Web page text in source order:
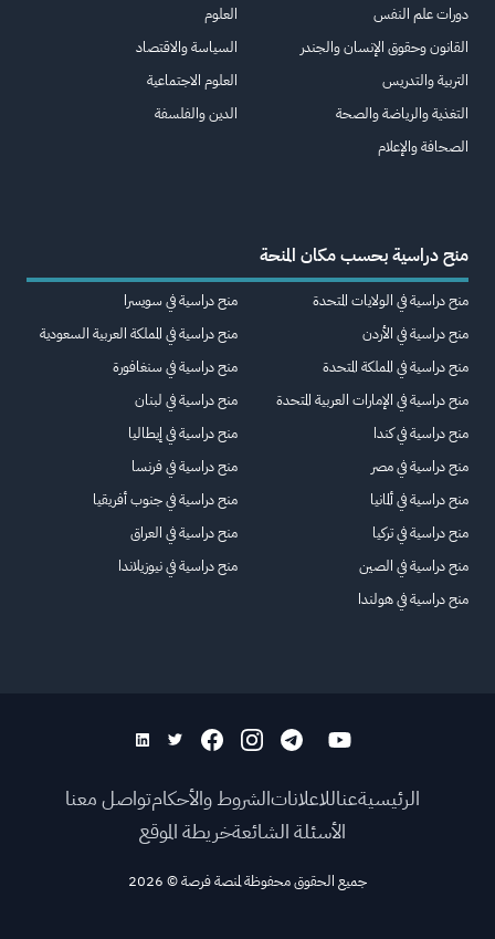
دورات علم النفس
القانون وحقوق الإنسان والجندر
التربية والتدريس
التغذية والرياضة والصحة
الصحافة والإعلام
العلوم
السياسة والاقتصاد
العلوم الاجتماعية
الدين والفلسفة
منح دراسية بحسب مكان المنحة
منح دراسية في الولايات المتحدة
منح دراسية في الأردن
منح دراسية في المملكة المتحدة
منح دراسية في الإمارات العربية المتحدة
منح دراسية في كندا
منح دراسية في مصر
منح دراسية في ألمانيا
منح دراسية في تركيا
منح دراسية في الصين
منح دراسية في هولندا
منح دراسية في سويسرا
منح دراسية في المملكة العربية السعودية
منح دراسية في سنغافورة
منح دراسية في لبنان
منح دراسية في إيطاليا
منح دراسية في فرنسا
منح دراسية في جنوب أفريقيا
منح دراسية في العراق
منح دراسية في نيوزيلاندا
الرئيسيةعناللاعلاناتالشروط والأحكامتواصل معنا
الأسئلة الشائعةخريطة الموقع
جميع الحقوق محفوظة لمنصة فرصة©
2026